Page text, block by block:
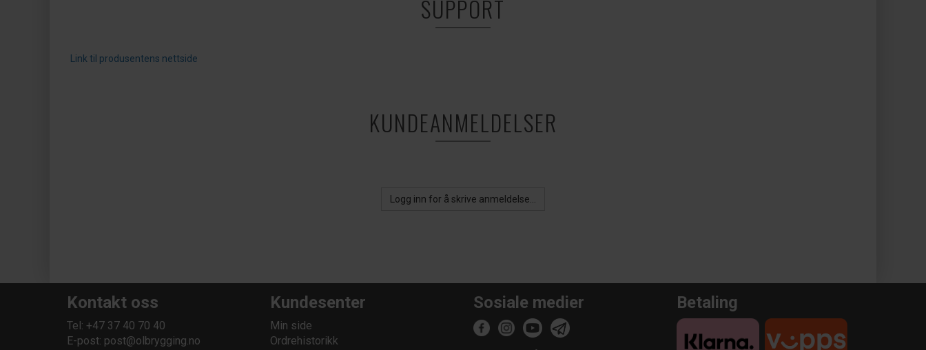
SUPPORT
Link til produsentens nettside
KUNDEANMELDELSER
Logg inn for å skrive anmeldelse...
Kontakt oss
Tel: +47 37 40 70 40
E-post: post@olbrygging.no
Kundesenter
Min side
Ordrehistorikk
Sosiale medier Betaling